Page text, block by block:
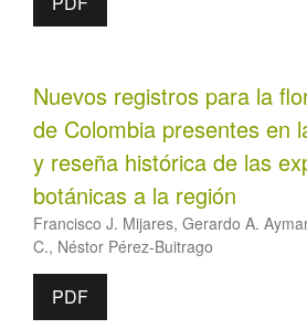
Nuevos registros para la
de Colombia presentes en
y reseña histórica de las
botánicas a la región
Francisco J. Mijares, Gerardo A.
C., Néstor Pérez-Buitrago
PDF